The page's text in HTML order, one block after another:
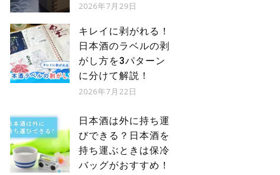
2026年7月29日
キレイに剥がれる！
日本酒のラベルの剥
がし方を3パターン
に分けて解説！
2026年7月22日
日本酒は外に持ち運
びできる？日本酒を
持ち運ぶときは保冷
バッグがおすすめ！